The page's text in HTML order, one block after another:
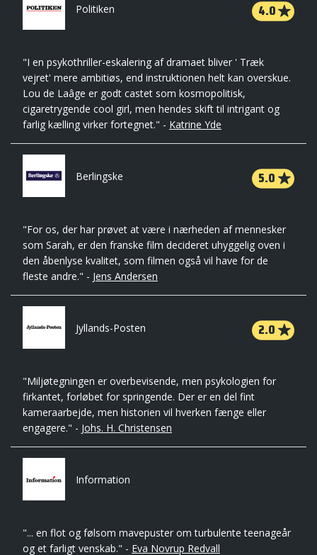
Politiken 4.0
"I en psykothriller-eskalering af dramaet bliver ' Træk
vejret' mere ambitiøs, end instruktionen helt kan overskue.
Lou de Laâge er godt castet som kosmopolitisk,
cigaretrygende cool girl, men hendes skift til intrigant og
farlig kælling virker fortegnet." - Katrine Yde
Berlingske 5.0
"For os, der har prøvet at være i nærheden af mennesker
som Sarah, er den franske film decideret uhyggelig oven i
den åbenlyse kvalitet, som filmen også vil have for de
fleste andre." - Jens Andersen
Jyllands-Posten 2.0
"Miljøtegningen er overbevisende, men psykologien for
firkantet, forløbet for springende. Der er en del fint
kameraarbejde, men historien vil hverken fænge eller
engagere." - Johs. H. Christensen
Information
"... en flot og følsom mavepuster om turbulente teenageår
og et farligt venskab." - Eva Novrup Redvall